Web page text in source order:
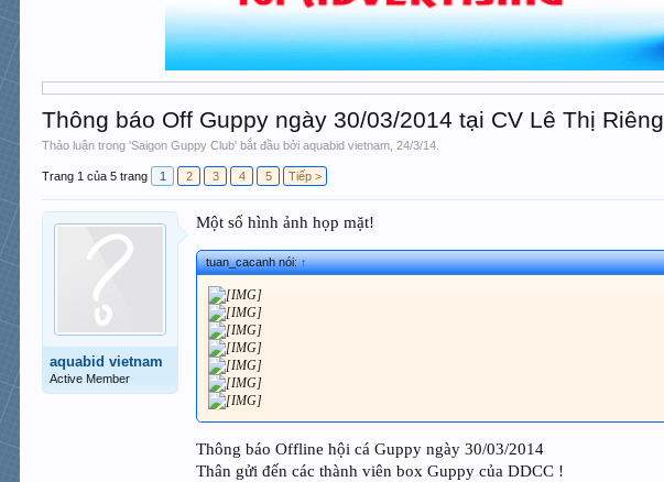
Thông báo Off Guppy ngày 30/03/2014 tại CV Lê Thị Riêng
Thảo luận trong 'Saigon Guppy Club' bắt đầu bởiaquabid vietnam ,24/3/14
Trang 1 của 5 trang 1 2 3 4 5 Tiếp >
aquabid vietnam
Active Member
Một số hình ảnh họp mặt!
tuan_cacanh nói:↑
Thông báo Offline hội cá Guppy ngày 30/03/2014
Thân gửi đến các thành viên box Guppy của DDCC !